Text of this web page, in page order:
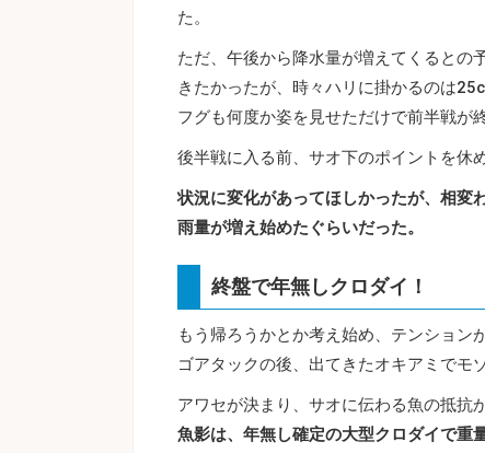
た。
ただ、午後から降水量が増えてくるとの
きたかったが、時々ハリに掛かるのは
フグも何度か姿を見せただけで前半戦が
後半戦に入る前、サオ下のポイントを休
状況に変化があってほしかったが、相変
雨量が増え始めたぐらいだった。
終盤で年無しクロダイ！
もう帰ろうかとか考え始め、テンション
ゴアタックの後、出てきたオキアミでモ
アワセが決まり、サオに伝わる魚の抵抗
魚影は、年無し確定の大型クロダイで重